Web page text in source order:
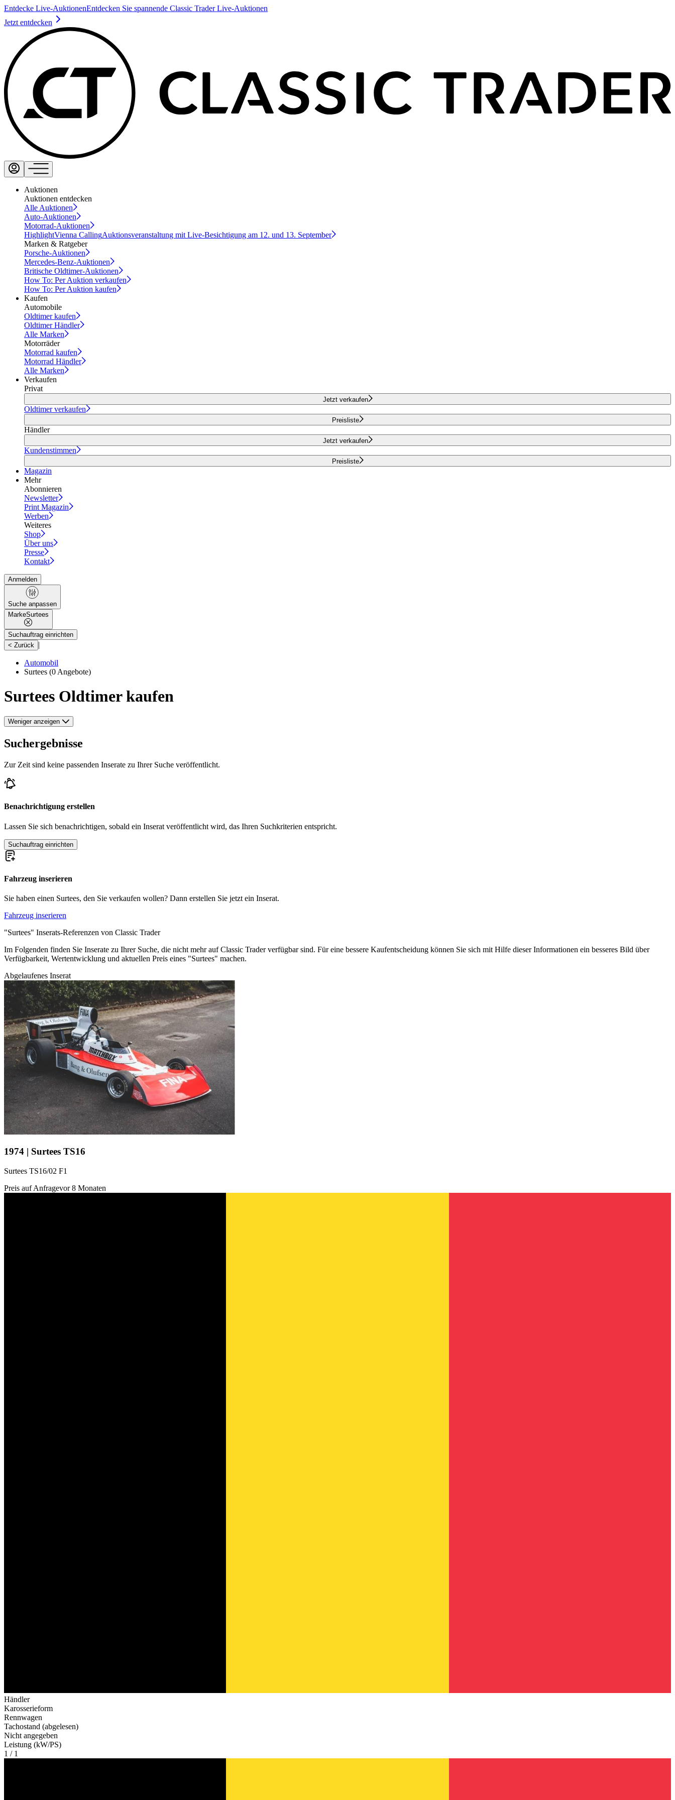
Entdecke Live-AuktionenEntdecken Sie spannende Classic Trader Live-Auktionen
Jetzt entdecken
Auktionen
Auktionen entdecken
Alle Auktionen
Auto-Auktionen
Motorrad-Auktionen
HighlightVienna CallingAuktionsveranstaltung mit Live-Besichtigung am 12. und 13. September
Marken & Ratgeber
Porsche-Auktionen
Mercedes-Benz-Auktionen
Britische Oldtimer-Auktionen
How To: Per Auktion verkaufen
How To: Per Auktion kaufen
Kaufen
Automobile
Oldtimer kaufen
Oldtimer Händler
Alle Marken
Motorräder
Motorrad kaufen
Motorrad Händler
Alle Marken
Verkaufen
Privat
Jetzt verkaufen
Oldtimer verkaufen
Preisliste
Händler
Jetzt verkaufen
Kundenstimmen
Preisliste
Magazin
Mehr
Abonnieren
Newsletter
Print Magazin
Werben
Weiteres
Shop
Über uns
Presse
Kontakt
Anmelden
Suche anpassen
MarkeSurtees
Suchauftrag einrichten
< Zurück
|
Automobil
Surtees (0 Angebote)
Surtees Oldtimer kaufen
Weniger anzeigen
Suchergebnisse
Zur Zeit sind keine passenden Inserate zu Ihrer Suche veröffentlicht.
Benachrichtigung erstellen
Lassen Sie sich benachrichtigen, sobald ein Inserat veröffentlicht wird, das Ihren Suchkriterien entspricht.
Suchauftrag einrichten
Fahrzeug inserieren
Sie haben einen Surtees, den Sie verkaufen wollen? Dann erstellen Sie jetzt ein Inserat.
Fahrzeug inserieren
"Surtees" Inserats-Referenzen von Classic Trader
Im Folgenden finden Sie Inserate zu Ihrer Suche, die nicht mehr auf Classic Trader verfügbar sind. Für eine bessere Kaufentscheidung können Sie sich mit Hilfe dieser Informationen ein besseres Bild über
Verfügbarkeit, Wertentwicklung und aktuellen Preis eines "Surtees" machen.
Abgelaufenes Inserat
1974 | Surtees TS16
Surtees TS16/02 F1
Preis auf Anfragevor 8 Monaten
Händler
Karosserieform
Rennwagen
Tachostand (abgelesen)
Nicht angegeben
Leistung (kW/PS)
1 / 1